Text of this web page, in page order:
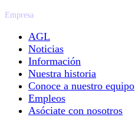
Empresa
AGL
Noticias
Información
Nuestra historia
Conoce a nuestro equipo
Empleos
Asóciate con nosotros